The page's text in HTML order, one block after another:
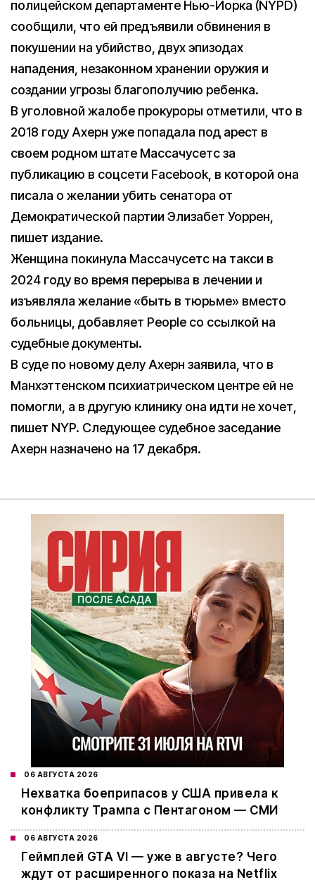
полицейском департаменте Нью-Йорка (NYPD)
сообщили, что ей предъявили обвинения в
покушении на убийство, двух эпизодах
нападения, незаконном хранении оружия и
создании угрозы благополучию ребенка.
В уголовной жалобе прокуроры отметили, что в
2018 году Ахерн уже попадала под арест в
своем родном штате Массачусетс за
публикацию в соцсети Facebook, в которой она
писала о желании убить сенатора от
Демократической партии Элизабет Уоррен,
пишет издание.
Женщина покинула Массачусетс на такси в
2024 году во время перерыва в лечении и
изъявляла желание «быть в тюрьме» вместо
больницы, добавляет People со ссылкой на
судебные документы.
В суде по новому делу Ахерн заявила, что в
Манхэттенском психиатрическом центре ей не
помогли, а в другую клинику она идти не хочет,
пишет NYP. Следующее судебное заседание
Ахерн назначено на 17 декабря.
06 АВГУСТА 2026
Нехватка боеприпасов у США привела к
конфликту Трампа с Пентагоном — СМИ
06 АВГУСТА 2026
Геймплей GTA VI — уже в августе? Чего
ждут от расширенного показа на Netflix